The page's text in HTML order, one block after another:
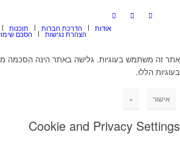
תוכנות הדרכת חברות אודות
הסכם הצהרת נגישות
אתר זה משתמש בעוגיות. גלישה באתר הינה הסכמה
בעוגיות הללו.
אישור ×
Cookie and Privacy Settings